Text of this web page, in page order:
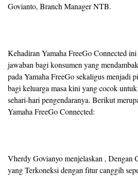
Govianto, Branch Manager NTB.
Kehadiran Yamaha FreeGo Connected
jawaban bagi konsumen yang
pada Yamaha FreeGo sekaligus menjadi
bagi keluarga masa kini yang cocok
sehari-hari pengendaranya. Berikut
Yamaha FreeGo Connected:
Vherdy Govianyo menjelaskan , Dengan
yang Terkoneksi dengan fitur canggih